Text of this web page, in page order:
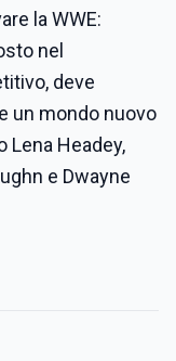
la WWE:
nel
deve
un mondo nuovo
Lena Headey,
e Dwayne